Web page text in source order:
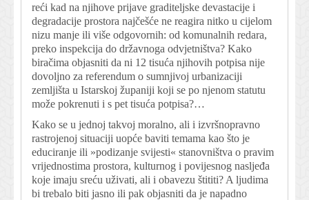
reći kad na njihove prijave graditeljske devastacije i
degradacije prostora najčešće ne reagira nitko u cijelom
nizu manje ili više odgovornih: od komunalnih redara,
preko inspekcija do državnoga odvjetništva? Kako
biračima objasniti da ni 12 tisuća njihovih potpisa nije
dovoljno za referendum o sumnjivoj urbanizaciji
zemljišta u Istarskoj županiji koji se po njenom statutu
može pokrenuti i s pet tisuća potpisa?…
Kako se u jednoj takvoj moralno, ali i izvršnopravno
rastrojenoj situaciji uopće baviti temama kao što je
educiranje ili »podizanje svijesti« stanovništva o pravim
vrijednostima prostora, kulturnog i povijesnog nasljeđa
koje imaju sreću uživati, ali i obavezu štititi? A ljudima
bi trebalo biti jasno ili pak objasniti da je napadno